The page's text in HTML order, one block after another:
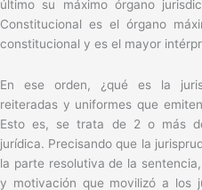
último su máximo órgano
Constitucional es el órgano
constitucional y es el mayor
En ese orden, ¿qué es la
reiteradas y uniformes que
Esto es, se trata de 2 o más
jurídica. Precisando que la
la parte resolutiva de la
y motivación que movilizó a los